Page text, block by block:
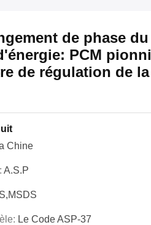
de phase
PCM
de régulation de
Chine
A.S.P
Le Code ASP-37